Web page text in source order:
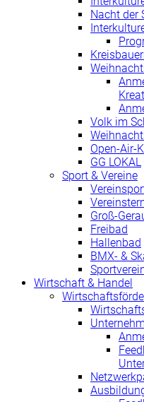
Nacht der
Volk im
Open-Air-
GG LOKAL
Sport & Vereine
Groß-
Freibad
Hallenbad
BMX- &
Wirtschaft & Handel